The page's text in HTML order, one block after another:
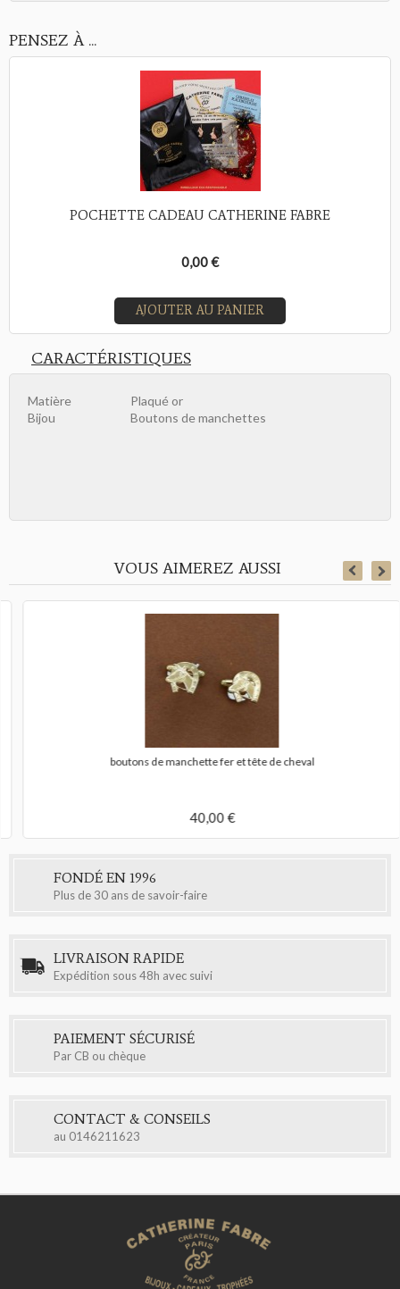
PENSEZ À ...
POCHETTE CADEAU CATHERINE FABRE
0,00 €
AJOUTER AU PANIER
CARACTÉRISTIQUES
Matière
Plaqué or
Bijou
Boutons de manchettes
VOUS AIMEREZ AUSSI
boutons de manchette fer et tête de cheval
40,00 €
FONDÉ EN 1996
Plus de 30 ans de savoir-faire
LIVRAISON RAPIDE
Expédition sous 48h avec suivi
PAIEMENT SÉCURISÉ
Par CB ou chèque
CONTACT & CONSEILS
au 0146211623